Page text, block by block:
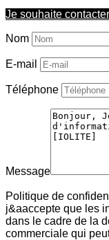
Je souhaite
Nom
E-mail
Téléphone
Message
Politique de
j&aaccepte que les
dans le cadre de la
commerciale qui